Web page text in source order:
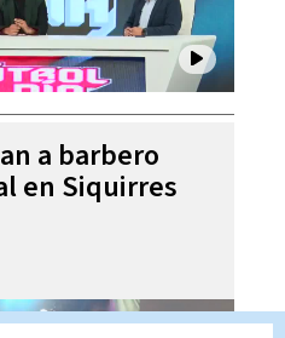
a barbero
en Siquirres